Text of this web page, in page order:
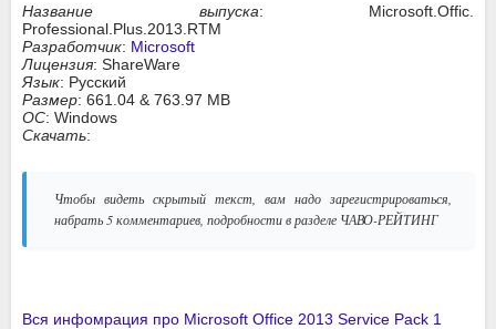
Название выпуска: Microsoft.Offic.
Professional.Plus.2013.RTM
Разработчик: Microsoft
Лицензия: ShareWare
Язык: Русский
Размер: 661.04 & 763.97 MB
ОС: Windows
Скачать:
Чтобы видеть скрытый текст, вам надо зарегистрироваться,
набрать 5 комментариев, подробности в разделе ЧАВО-РЕЙТИНГ
Вся инфомрация про Microsoft Office 2013 Service Pack 1